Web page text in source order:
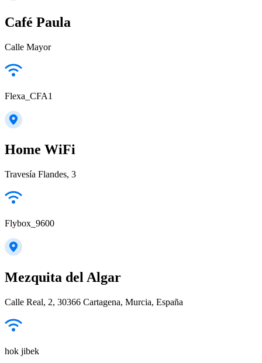
Café Paula
Calle Mayor
Flexa_CFA1
Home WiFi
Travesía Flandes, 3
Flybox_9600
Mezquita del Algar
Calle Real, 2, 30366 Cartagena, Murcia, España
hok jibek